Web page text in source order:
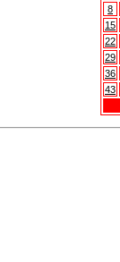
8
15
22
29
36
43